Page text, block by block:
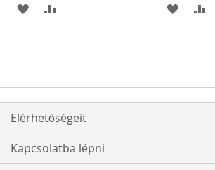
HOZZÁADÁSÖSSZEHASONLÍTÁSHOZ
Elérhetőségeit
Kapcsolatba lépni